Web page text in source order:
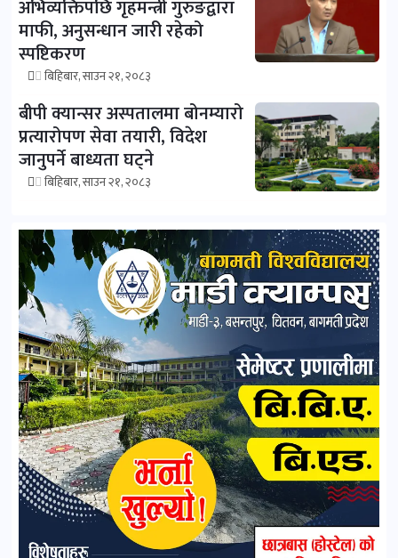
अभिव्यक्तिपछि गृहमन्त्री गुरुङद्वारा
माफी, अनुसन्धान जारी रहेको
स्पष्टिकरण
बिहिबार, साउन २१, २०८३
बीपी क्यान्सर अस्पतालमा बोनम्यारो
प्रत्यारोपण सेवा तयारी, विदेश
जानुपर्ने बाध्यता घट्ने
बिहिबार, साउन २१, २०८३